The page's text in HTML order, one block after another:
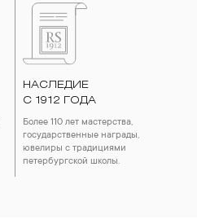
НАСЛЕДИЕ
С 1912 ГОДА
Более 110 лет мастерства,
государственные награды,
ювелиры с традициями
петербургской школы.